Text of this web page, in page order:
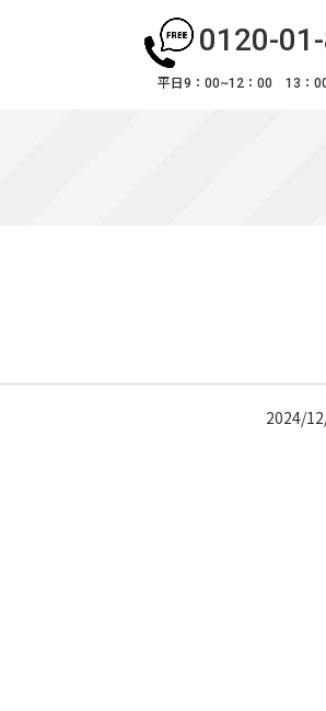
0120-
平日9：00~12：00 13：
2024/